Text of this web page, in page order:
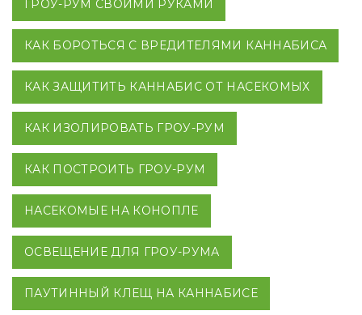
ГРОУ-РУМ СВОИМИ РУКАМИ
КАК БОРОТЬСЯ С ВРЕДИТЕЛЯМИ КАННАБИСА
КАК ЗАЩИТИТЬ КАННАБИС ОТ НАСЕКОМЫХ
КАК ИЗОЛИРОВАТЬ ГРОУ-РУМ
КАК ПОСТРОИТЬ ГРОУ-РУМ
НАСЕКОМЫЕ НА КОНОПЛЕ
ОСВЕЩЕНИЕ ДЛЯ ГРОУ-РУМА
ПАУТИННЫЙ КЛЕЩ НА КАННАБИСЕ